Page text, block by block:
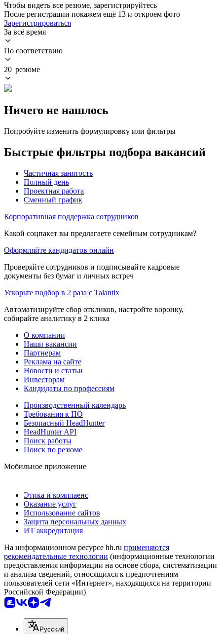
Чтобы видеть все резюме, зарегистрируйтесь
После регистрации покажем ещё 13 и откроем фото
Зарегистрироваться
За всё время
По соответствию
20 резюме
Ничего не нашлось
Попробуйте изменить формулировку или фильтры
Быстрые фильтры подбора вакансий
Частичная занятость
Полный день
Проектная работа
Сменный график
Корпоративная поддержка сотрудников
Какой соцпакет вы предлагаете семейным сотрудникам?
Оформляйте кандидатов онлайн
Проверяйте сотрудников и подписывайте кадровые
документы без бумаг и личных встреч
Ускорьте подбор в 2 раза с Talantix
Автоматизируйте сбор откликов, настройте воронку,
собирайте аналитику в 2 клика
О компании
Наши вакансии
Партнерам
Реклама на сайте
Новости и статьи
Инвесторам
Кандидаты по профессиям
Производственный календарь
Требования к ПО
Безопасный HeadHunter
HeadHunter API
Поиск работы
Поиск по резюме
Мобильное приложение
Этика и комплаенс
Оказание услуг
Использование сайтов
Защита персональных данных
ИТ аккредитация
На информационном ресурсе hh.ru применяются
рекомендательные технологии (информационные технологии
предоставления информации на основе сбора, систематизации
и анализа сведений, относящихся к предпочтениям
пользователей сети «Интернет», находящихся на территории
Российской Федерации)
Русский